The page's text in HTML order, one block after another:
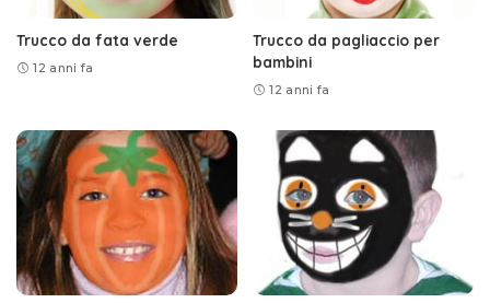
Trucco da fata verde
12 anni fa
Trucco da pagliaccio per
bambini
12 anni fa